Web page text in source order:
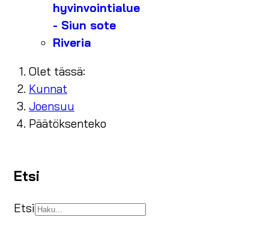
hyvinvointialue
- Siun sote
Riveria
Olet tässä:
Kunnat
Joensuu
Päätöksenteko
Etsi
Etsi